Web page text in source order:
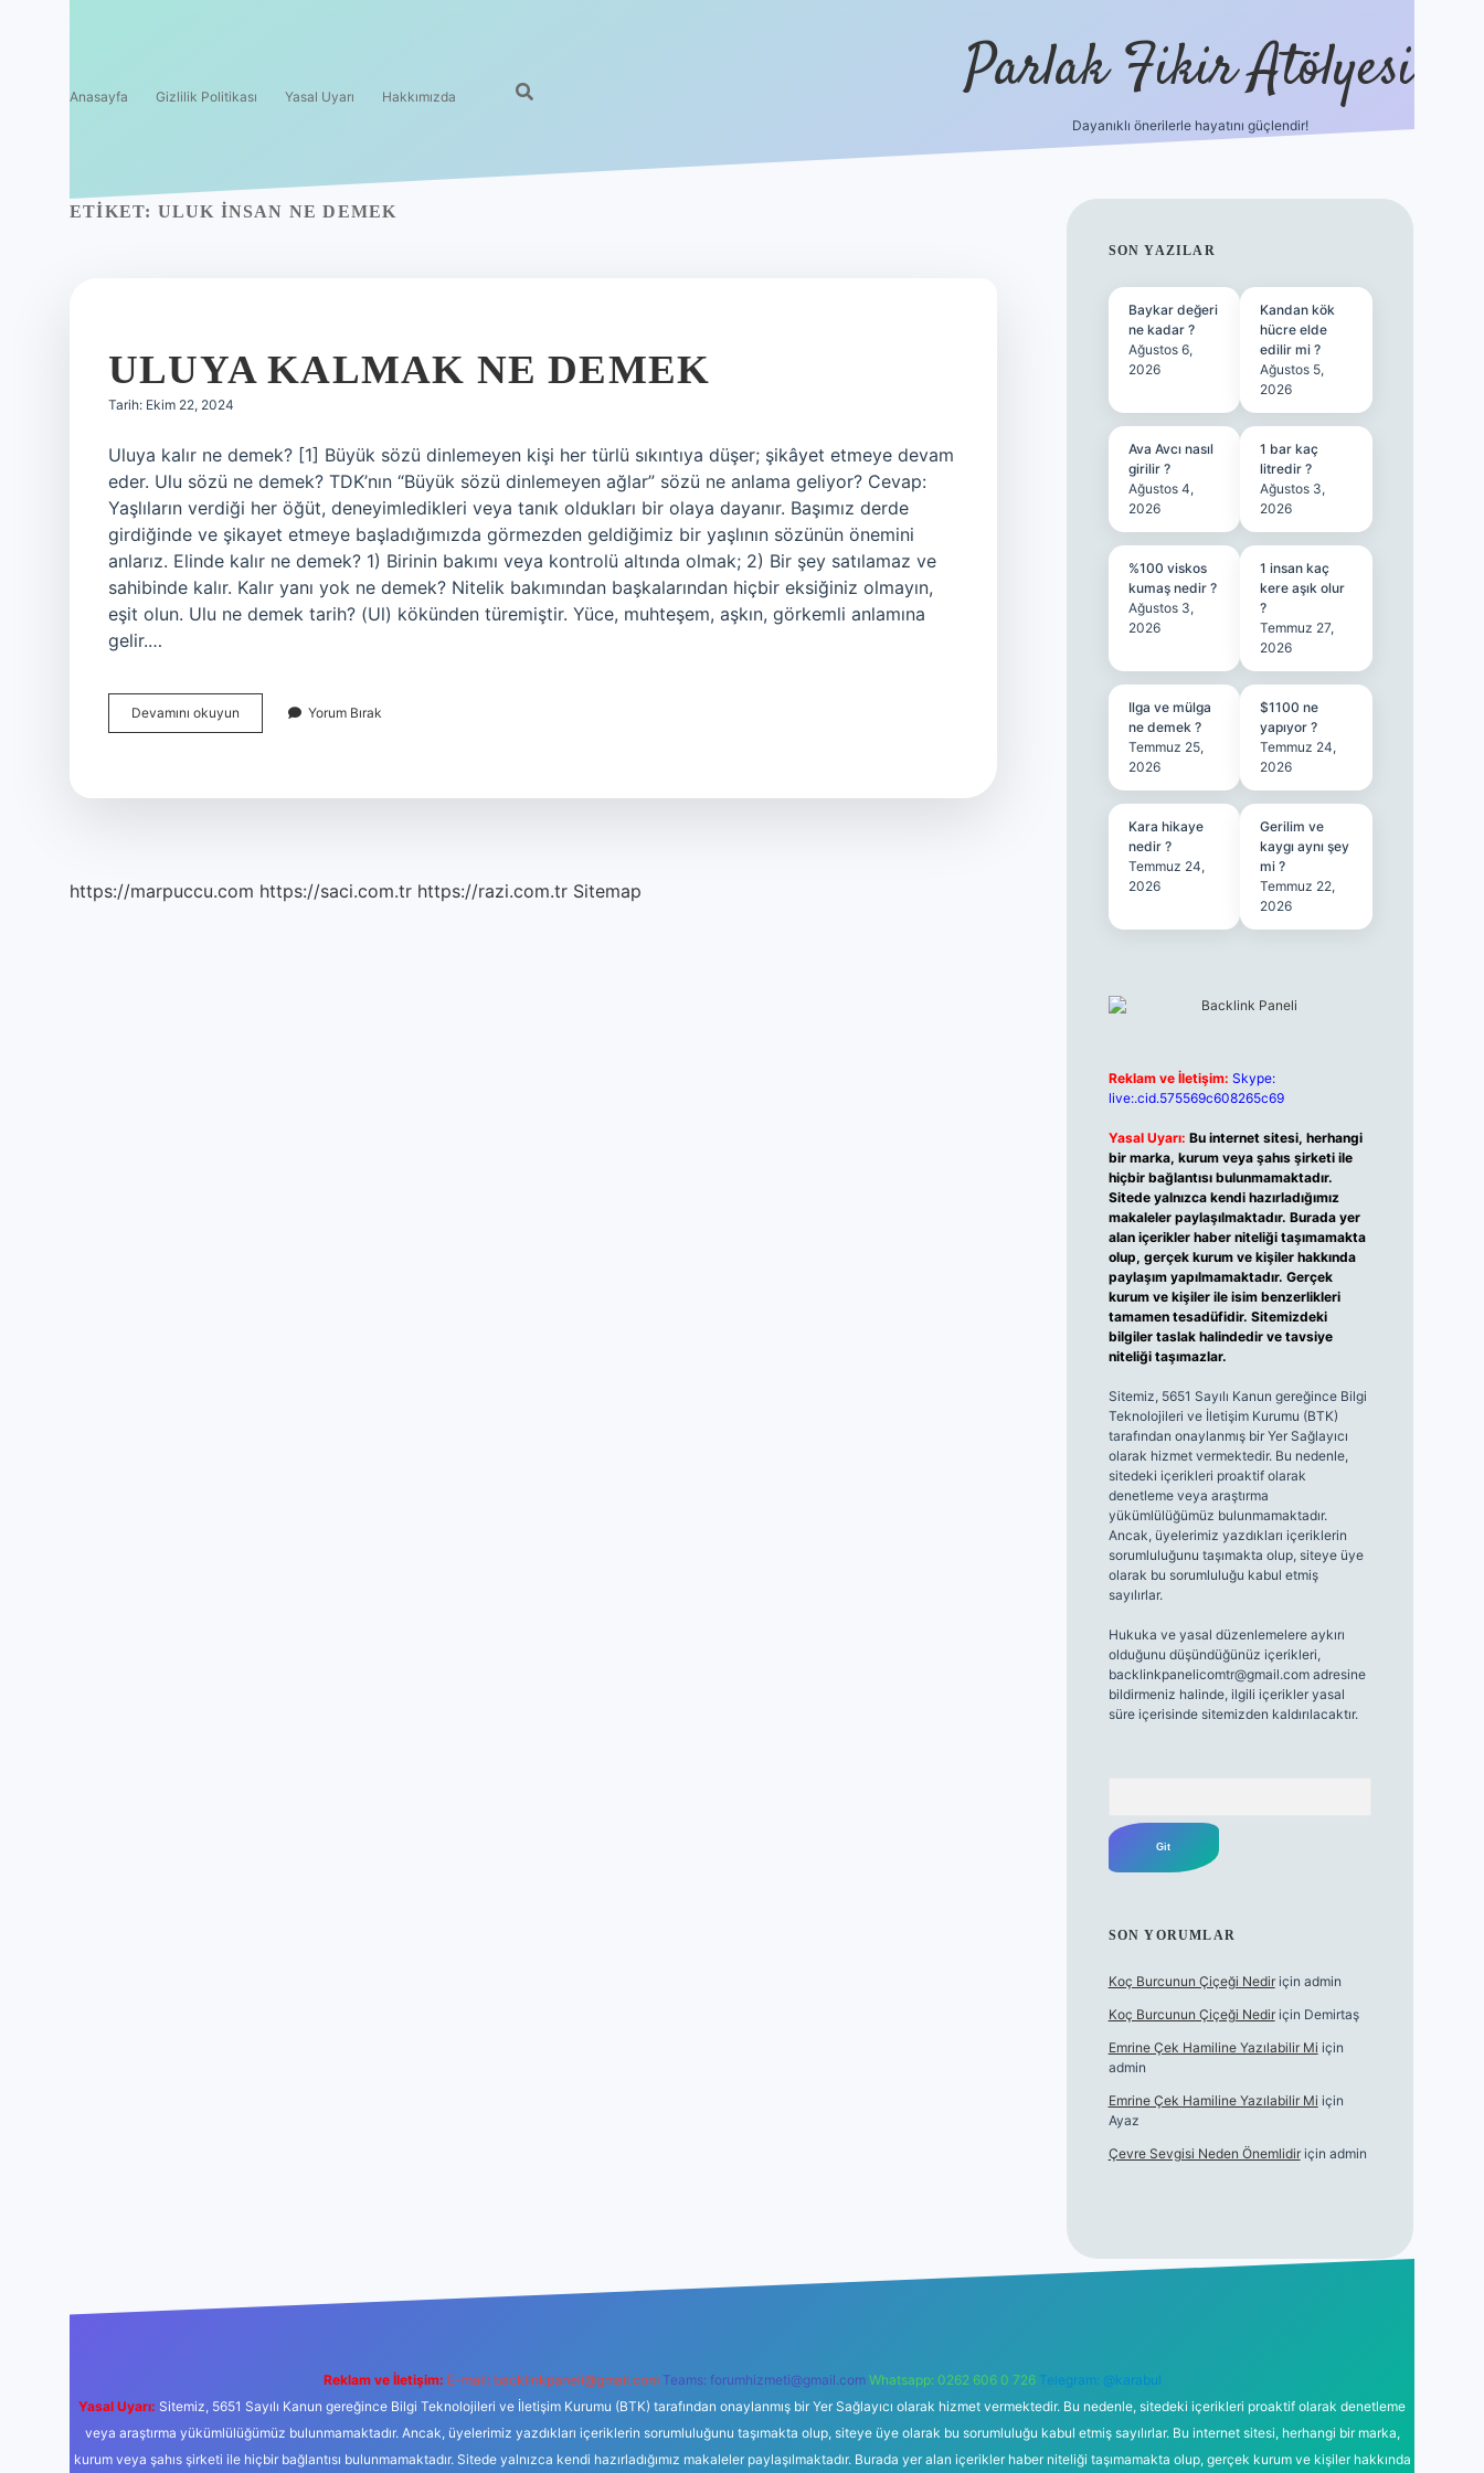
Anasayfa Gizlilik Politikası Yasal Uyarı Hakkımızda Parlak Fikir Atölyesi
Dayanıklı önerilerle hayatını güçlendir!
ETIKET: ULUK INSAN NE DEMEK
ULUYA KALMAK NE DEMEK
Tarih: Ekim 22, 2024
Uluya kalır ne demek? [1] Büyük sözü dinlemeyen kişi her türlü sıkıntıya düşer; şikâyet etmeye devam
eder. Ulu sözü ne demek? TDK’nın “Büyük sözü dinlemeyen ağlar” sözü ne anlama geliyor? Cevap:
Yaşlıların verdiği her öğüt, deneyimledikleri veya tanık oldukları bir olaya dayanır. Başımız derde
girdiğinde ve şikayet etmeye başladığımızda görmezden geldiğimiz bir yaşlının sözünün önemini
anlarız. Elinde kalır ne demek? 1) Birinin bakımı veya kontrolü altında olmak; 2) Bir şey satılamaz ve
sahibinde kalır. Kalır yanı yok ne demek? Nitelik bakımından başkalarından hiçbir eksiğiniz olmayın,
eşit olun. Ulu ne demek tarih? (Ul) kökünden türemiştir. Yüce, muhteşem, aşkın, görkemli anlamına
gelir.…
Devamını okuyun
Kalmak
Yorum Bırak
https://marpuccu.com https://saci.com.tr https://razi.com.tr Sitemap
SIDEBAR
SON YAZILAR
Baykar değeri
ne kadar ?
Ağustos 6,
2026
Kandan kök
hücre elde
edilir mi ?
Ağustos 5,
2026
Ava Avcı nasıl
girilir ?
Ağustos 4,
2026
1 bar kaç
litredir ?
Ağustos 3,
2026
%100 viskos
kumaş nedir ?
Ağustos 3,
2026
1 insan kaç
kere aşık olur
?
Temmuz 27,
2026
Ilga ve mülga
ne demek ?
Temmuz 25,
2026
$1100 ne
yapıyor ?
Temmuz 24,
2026
Kara hikaye
nedir ?
Temmuz 24,
2026
Gerilim ve
kaygı aynı şey
mi ?
Temmuz 22,
2026
Reklam ve İletişim: Skype:
live:.cid.575569c608265c69
Yasal Uyarı: Bu internet sitesi, herhangi
bir marka, kurum veya şahıs şirketi ile
hiçbir bağlantısı bulunmamaktadır.
Sitede yalnızca kendi hazırladığımız
makaleler paylaşılmaktadır. Burada yer
alan içerikler haber niteliği taşımamakta
olup, gerçek kurum ve kişiler hakkında
paylaşım yapılmamaktadır. Gerçek
kurum ve kişiler ile isim benzerlikleri
tamamen tesadüfidir. Sitemizdeki
bilgiler taslak halindedir ve tavsiye
niteliği taşımazlar.
Sitemiz, 5651 Sayılı Kanun gereğince Bilgi
Teknolojileri ve İletişim Kurumu (BTK)
tarafından onaylanmış bir Yer Sağlayıcı
olarak hizmet vermektedir. Bu nedenle,
sitedeki içerikleri proaktif olarak
denetleme veya araştırma
yükümlülüğümüz bulunmamaktadır.
Ancak, üyelerimiz yazdıkları içeriklerin
sorumluluğunu taşımakta olup, siteye üye
olarak bu sorumluluğu kabul etmiş
sayılırlar.
Hukuka ve yasal düzenlemelere aykırı
olduğunu düşündüğünüz içerikleri,
backlinkpanelicomtr@gmail.comadresine
bildirmeniz halinde, ilgili içerikler yasal
süre içerisinde sitemizden kaldırılacaktır.
SON YORUMLAR
Koç Burcunun Çiçeği Nediriçin admin
Koç Burcunun Çiçeği Nediriçin Demirtaş
Emrine Çek Hamiline Yazılabilir Mi için
admin
Emrine Çek Hamiline Yazılabilir Mi için
Ayaz
Çevre Sevgisi Neden Önemlidiriçin admin
ilbet casino
Reklam ve İletişim: E-mail: backlinkpaneli@gmail.com Teams: forumhizmeti@gmail.com Whatsapp: 0262 606 0 726 Telegram: @karabul
Yasal Uyarı: Sitemiz, 5651 Sayılı Kanun gereğince Bilgi Teknolojileri ve İletişim Kurumu (BTK) tarafından onaylanmış bir Yer Sağlayıcı olarak hizmet vermektedir. Bu nedenle, sitedeki içerikleri proaktif olarak denetleme
veya araştırma yükümlülüğümüz bulunmamaktadır. Ancak, üyelerimiz yazdıkları içeriklerin sorumluluğunu taşımakta olup, siteye üye olarak bu sorumluluğu kabul etmiş sayılırlar. Bu internet sitesi, herhangi bir marka,
kurum veya şahıs şirketi ile hiçbir bağlantısı bulunmamaktadır. Sitede yalnızca kendi hazırladığımız makaleler paylaşılmaktadır. Burada yer alan içerikler haber niteliği taşımamakta olup, gerçek kurum ve kişiler hakkında